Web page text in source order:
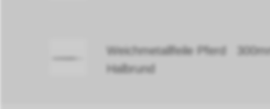
Weichmetallfeile Pferd
Halbrund